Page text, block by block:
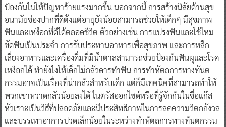
ป้องกันไม่ให้ปัญหาร้ายแรงมากขึ้น นอกจากนี้ การสร้างนิสัยด้านสุข
อนามัยช่องปากที่ดีตั้งแต่อายุยังน้อยสามารถช่วยให้เด็กๆ มีสุขภาพ
ฟันและเหงือกที่ดีได้ตลอดชีวิต ตัวอย่างเช่น การแปรงฟันและใช้ไหม
ขัดฟันเป็นประจำ การรับประทานอาหารเพื่อสุขภาพ และการหลีก
เลี่ยงอาหารและเครื่องดื่มที่มีน้ำตาลสามารถช่วยป้องกันฟันผุและโรค
เหงือกได้ ทำยังไงให้เด็กไม่กลัวดารทำฟัน การทำหัตถการทางทันต
กรรมอาจเป็นเรื่องที่น่ากลัวสำหรับเด็ก แต่ก็มีเทคนิคที่สามารถทำให้
พวกเขาหวาดกลัวน้อยลงได้ ไนตรัสออกไซด์หรือที่รู้จักกันในชื่อแก๊ส
หัวเราะเป็นวิธีที่ปลอดภัยและมีประสิทธิภาพในการลดความวิตกกังวล
และบรรเทาอาการปวดเล็กน้อยในระหว่างทำหัตถการทางทันตกรรม